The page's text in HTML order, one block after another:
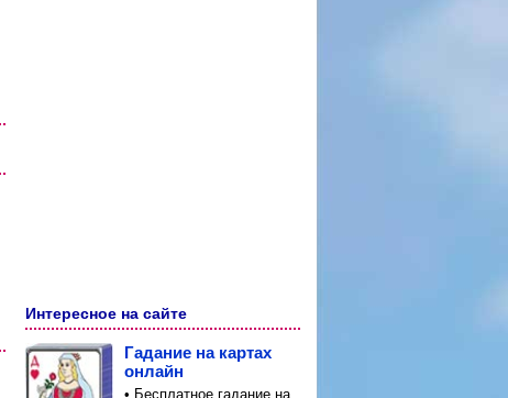
Интересное на сайте
Гадание на картах
онлайн
• Бесплатное гадание на